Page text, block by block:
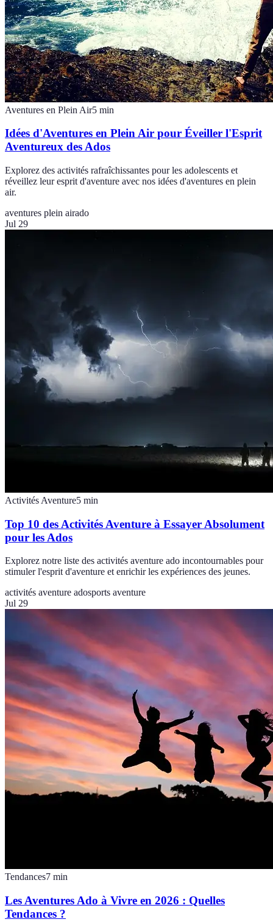
Aventures en Plein Air5 min
Idées d'Aventures en Plein Air pour Éveiller l'Esprit
Aventureux des Ados
Explorez des activités rafraîchissantes pour les adolescents et
réveillez leur esprit d'aventure avec nos idées d'aventures en plein
air.
aventures plein airado
Jul 29
Activités Aventure5 min
Top 10 des Activités Aventure à Essayer Absolument
pour les Ados
Explorez notre liste des activités aventure ado incontournables pour
stimuler l'esprit d'aventure et enrichir les expériences des jeunes.
activités aventure adosports aventure
Jul 29
Tendances7 min
Les Aventures Ado à Vivre en 2026 : Quelles
Tendances ?